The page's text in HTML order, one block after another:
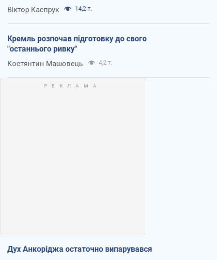
Віктор Каспрук 14,2 т.
Кремль розпочав підготовку до свого
"останнього ривку"
Костянтин Машовець 4,2 т.
Дух Анкоріджа остаточно випарувався